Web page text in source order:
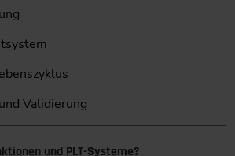
Validierung
und PLT-Systeme?